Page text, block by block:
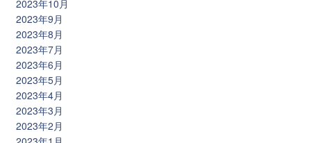
2023年10月
2023年9月
2023年8月
2023年7月
2023年6月
2023年5月
2023年4月
2023年3月
2023年2月